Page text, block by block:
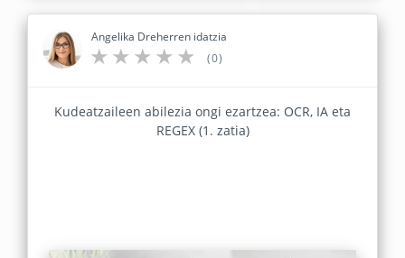
Angelika Dreherren idatzia
(0)
Kudeatzaileen abilezia ongi ezartzea: OCR, IA eta
REGEX (1. zatia)